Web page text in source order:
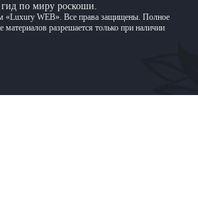
по миру роскоши.
«Luxury WEB». Все права защищены. Полное
материалов разрешается только при наличии